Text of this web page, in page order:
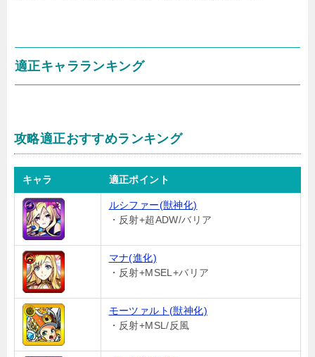
適正キャラランキング
攻略適正おすすめランキング
キャラ 適正ポイント
ルシファー(獣神化)
・反射+超ADW/バリア
マナ(進化)
・反射+MSEL+バリア
モーツァルト(獣神化)
・反射+MSL/反風